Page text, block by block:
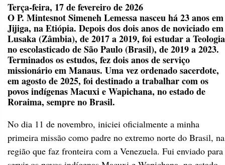
Terça-feira, 17 de fevereiro de 2026
O P. Mintesnot Simeneh Lemessa nasceu há 23 anos em
Jijiga, na Etiópia. Depois dos dois anos de noviciado em
Lusaka (Zâmbia), de 2017 a 2019, foi estudar a Teologia
no escolasticado de São Paulo (Brasil), de 2019 a 2023.
Terminados os estudos, fez dois anos de serviço
missionário em Manaus. Uma vez ordenado sacerdote,
em agosto de 2025, foi destinado a trabalhar com os
povos indígenas Macuxi e Wapichana, no estado de
Roraima, sempre no Brasil.
No dia 11 de novembro, iniciei oficialmente a minha
primeira missão como padre no extremo norte do Brasil, na
região que faz fronteira com a Venezuela. Fui enviado para